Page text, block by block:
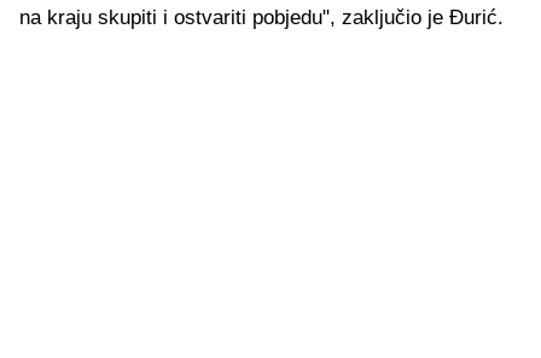
na kraju skupiti i ostvariti pobjedu", zaključio je Đurić.